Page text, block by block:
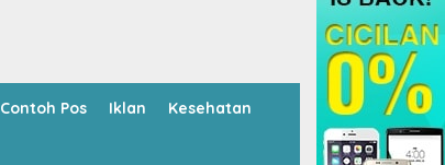
Contoh Pos Iklan Kesehatan